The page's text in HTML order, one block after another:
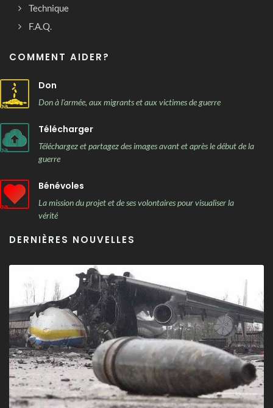
Technique
F.A.Q.
COMMENT AIDER?
Don
Don à l'armée, aux migrants et aux victimes de guerre
Télécharger
Téléchargez et partagez des images avant et après le début de la
guerre
Bénévoles
La mission du projet et de ses volontaires pour visualiser la
vérité
DERNIÈRES NOUVELLES